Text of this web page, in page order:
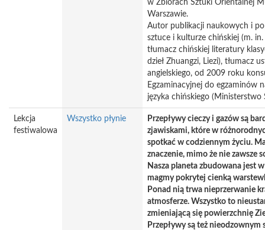
w Zbiorach Sztuki Orientalnej
Warszawie.
Autor publikacji naukowych i
sztuce i kulturze chińskiej (m.
tłumacz chińskiej literatury
dzieł Zhuangzi, Liezi), tłumacz
angielskiego, od 2009 roku
Egzaminacyjnej do egzaminów
języka chińskiego (Ministerstwo
Lekcja
festiwalowa
Wszystko płynie
Przepływy cieczy i gazów są
zjawiskami, które w
spotkać w codziennym życiu.
znaczenie, mimo że nie zawsze
Nasza planeta zbudowana jest
magmy pokrytej cienką
Ponad nią trwa nieprzerwanie
atmosferze. Wszystko to
zmieniającą się powierzchnię
Przepływy są też nieodzownym